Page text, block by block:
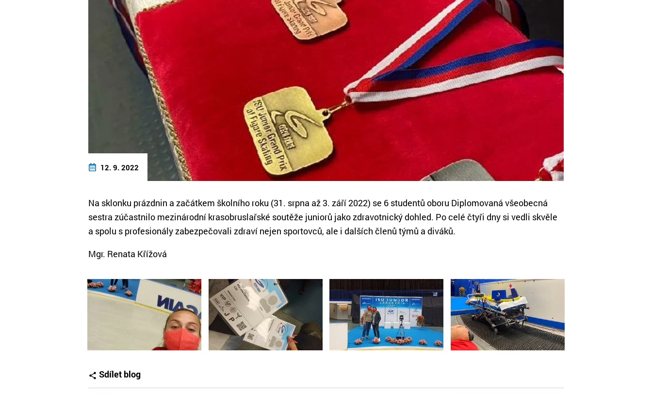
12. 9. 2022
Na sklonku prázdnin a začátkem školního roku (31. srpna až 3. září 2022) se 6 studentů oboru Diplomovaná všeobecná
sestra zúčastnilo mezinárodní krasobruslařské soutěže juniorů jako zdravotnický dohled. Po celé čtyři dny si vedli skvěle
a spolu s profesionály zabezpečovali zdraví nejen sportovců, ale i dalších členů týmů a diváků.
Mgr. Renata Křížová
Sdílet blog